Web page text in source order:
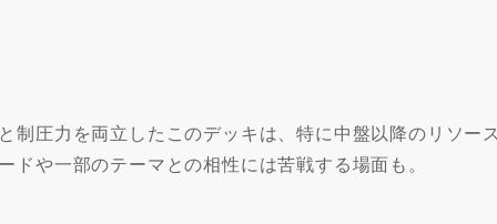
制圧力を両立したこのデッキは、特に中盤以降のリソー
や一部のテーマとの相性には苦戦する場面も。